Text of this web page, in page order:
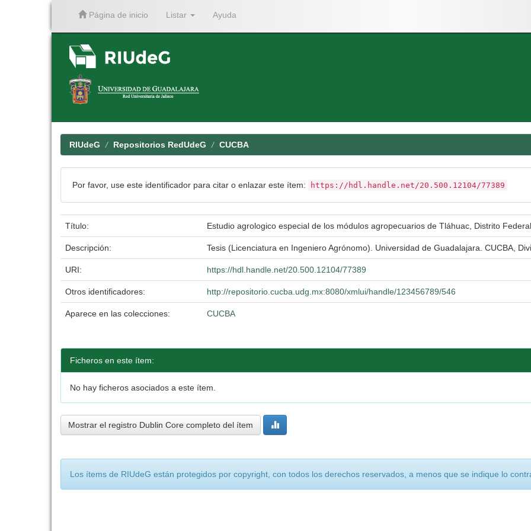
Página de inicio Listar Ayuda
RIUdeG Repositorios RedUdeG CUCBA
Por favor, use este identificador para citar o enlazar este ítem: https://hdl.handle.net/20.500.12104/77389
Título: Estudio agrologico especial de los módulos agropecuarios de Tláhuac, Distrito Federal
Descripción: Tesis (Licenciatura en Ingeniero Agrónomo). Universidad de Guadalajara. CUCBA,
URI: https://hdl.handle.net/20.500.12104/77389
Otros identificadores: http://repositorio.cucba.udg.mx:8080/xmlui/handle/123456789/546
Aparece en las colecciones: CUCBA
Ficheros en este ítem:
No hay ficheros asociados a este ítem.
Mostrar el registro Dublin Core completo del ítem
Los ítems de RIUdeG están protegidos por copyright, con todos los derechos reservados, a menos que se indique lo